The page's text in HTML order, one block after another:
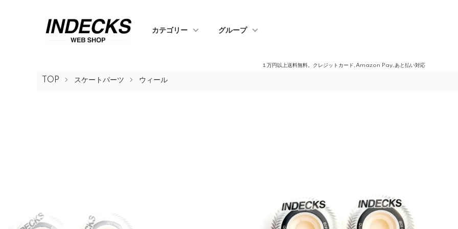
１万円以上送料無料。クレジットカード,Amazon Pay,あと払い対応
カテゴリー グループ
TOP スケートパーツ ウィール